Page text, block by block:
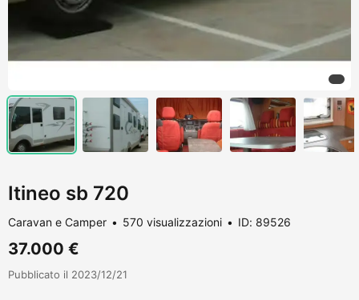
Itineo sb 720
Caravan e Camper 570 visualizzazioni ID: 89526
37.000 €
Pubblicato il 2023/12/21